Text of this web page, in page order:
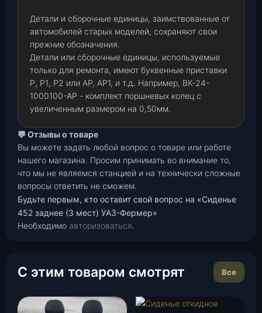
Детали и сборочные единицы, заимствованные от
автомобилей старых моделей, сохраняют свои
прежние обозначения.
Детали или сборочные единицы, используемые
только для ремонта, имеют буквенные приставки
Р, Р1, Р2 или АР, АР1, и т.д. Например, ВК-24-
1000100-АР - комплект поршневых колец с
увеличенным размером на 0,50мм.
💬 Отзывы о товаре
Вы можете задать любой вопрос о товаре или работе
нашего магазина. Просим принимать во внимание то,
что мы не являемся станцией и на технически сложные
вопросы ответить не сможем.
Будьте первым, кто оставит свой вопрос на «Сиденье
452 заднее (3 мест) УАЗ-Фермер»
Необходимо авторизоваться.
С этим товаром смотрят Все